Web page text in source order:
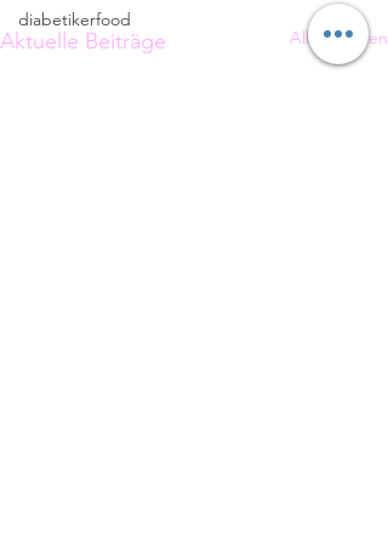
diabetikerfood
Aktuelle Beiträge Alle ansehen